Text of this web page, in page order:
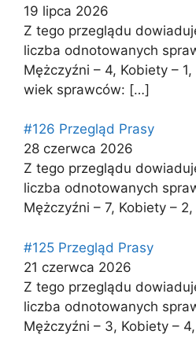
19 lipca 2026
Z tego przeglądu
liczba odnotowanych
Mężczyźni – 4, Kobiety –
wiek sprawców: […]
#126 Przegląd Prasy
28 czerwca 2026
Z tego przeglądu
liczba odnotowanych
Mężczyźni – 7, Kobiety –
#125 Przegląd Prasy
21 czerwca 2026
Z tego przeglądu
liczba odnotowanych
Mężczyźni – 3, Kobiety –